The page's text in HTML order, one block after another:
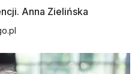
Anna Zielińska